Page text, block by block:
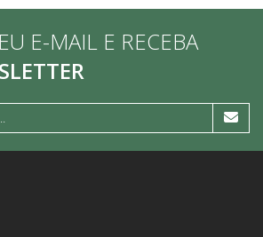
E-MAIL E RECEBA